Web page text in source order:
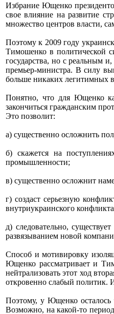
Избрание Ющенко
свое влияние на развитие
множество центров власти,
Поэтому к 2009 году
Тимошенко в политической
государства, но с реальным
премьер-министра. В силу
больше никаких легитимных
Понятно, что для Ющенко
закончиться гражданским
Это позволит:
а) существенно осложнить
б) скажется на
промышленности;
в) существенно осложнит
г) создаст серьезную
внутриукраинского
д) следовательно,
развязыванием новой
Способ и мотивировку
Ющенко рассматривает и
нейтрализовать этот ход
откровенно слабый политик.
Поэтому, у Ющенко осталось
Возможно, на какой-то